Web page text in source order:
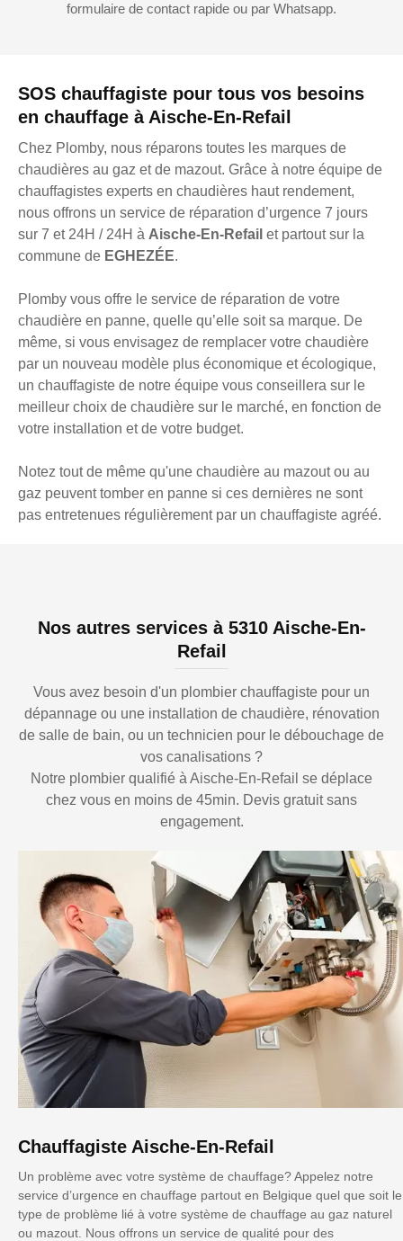
SOS chauffagiste pour tous vos besoins
en chauffage à Aische-En-Refail
Chez Plomby, nous réparons toutes les marques de
chaudières au gaz et de mazout. Grâce à notre équipe de
chauffagistes experts en chaudières haut rendement,
nous offrons un service de réparation d’urgence 7 jours
sur 7 et 24H / 24H à Aische-En-Refail et partout sur la
commune de EGHEZÉE.
Plomby vous offre le service de réparation de votre
chaudière en panne, quelle qu’elle soit sa marque. De
même, si vous envisagez de remplacer votre chaudière
par un nouveau modèle plus économique et écologique,
un chauffagiste de notre équipe vous conseillera sur le
meilleur choix de chaudière sur le marché, en fonction de
votre installation et de votre budget.
Notez tout de même qu'une chaudière au mazout ou au
gaz peuvent tomber en panne si ces dernières ne sont
pas entretenues régulièrement par un chauffagiste agréé.
formulaire de contact rapide ou par Whatsapp.
Nos autres services à 5310 Aische-En-
Refail
Vous avez besoin d'un plombier chauffagiste pour un
dépannage ou une installation de chaudière, rénovation
de salle de bain, ou un technicien pour le débouchage de
vos canalisations ?
Notre plombier qualifié à Aische-En-Refail se déplace
chez vous en moins de 45min. Devis gratuit sans
engagement.
Chauffagiste Aische-En-Refail
Un problème avec votre système de chauffage? Appelez notre
service d’urgence en chauffage partout en Belgique quel que soit le
type de problème lié à votre système de chauffage au gaz naturel
ou mazout. Nous offrons un service de qualité pour des